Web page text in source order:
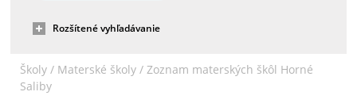
Rozšítené vyhľadávanie
Školy / Materské školy / Zoznam materských škôl Horné
Saliby